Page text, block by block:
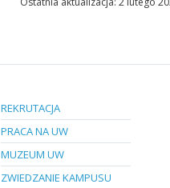
REKRUTACJA
PRACA NA UW
MUZEUM UW
ZWIEDZANIE KAMPUSU